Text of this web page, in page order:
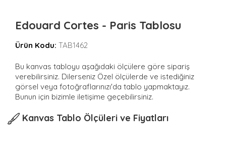
Edouard Cortes - Paris Tablosu
Ürün Kodu: TAB1462
Bu kanvas tabloyu aşağıdaki ölçülere göre sipariş
verebilirsiniz. Dilerseniz Özel ölçülerde ve istediğiniz
görsel veya fotoğraflarınızı'da tablo yapmaktayız.
Bunun için bizimle iletişime geçebilirsiniz.
Kanvas Tablo Ölçüleri ve Fiyatları